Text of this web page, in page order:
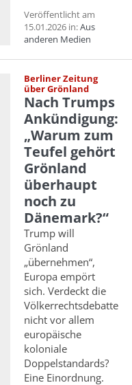
Veröffentlicht am
15.01.2026 in:Aus
anderen Medien
Berliner Zeitung
über Grönland
Nach Trumps
Ankündigung:
„Warum zum
Teufel gehört
Grönland
überhaupt
noch zu
Dänemark?“
Trump will
Grönland
„übernehmen“,
Europa empört
sich. Verdeckt die
Völkerrechtsdebatte
nicht vor allem
europäische
koloniale
Doppelstandards?
Eine Einordnung.